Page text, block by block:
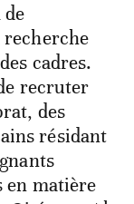
recherche
cadres.
recruter
des
résidant
en matière